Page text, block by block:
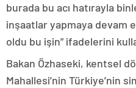
burada bu acı hatırayla
inşaatlar yapmaya devam
oldu bu işin” ifadelerini
Bakan Özhaseki, kentsel
Mahallesi’nin Türkiye’nin